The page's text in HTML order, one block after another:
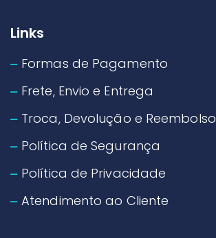
Links
Formas de Pagamento
Frete, Envio e Entrega
Troca, Devolução e Reembolso
Política de Segurança
Política de Privacidade
Atendimento ao Cliente